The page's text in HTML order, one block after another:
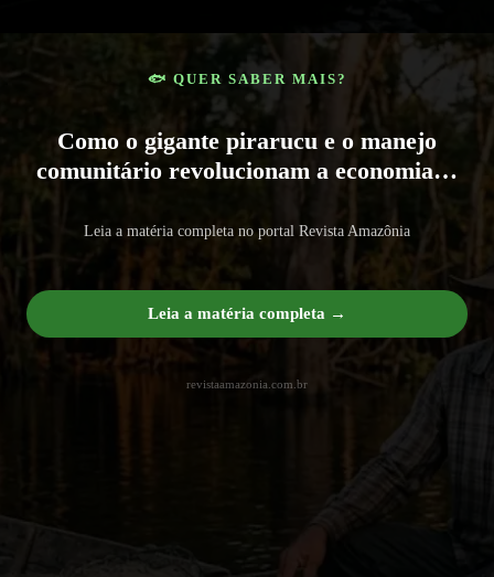
🐟 QUER SABER MAIS?
Como o gigante pirarucu e o manejo
comunitário revolucionam a economia…
Leia a matéria completa no portal Revista Amazônia
Leia a matéria completa →
revistaamazonia.com.br